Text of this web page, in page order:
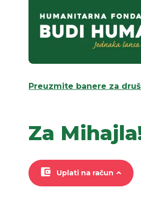
Preuzmite banere za
Za
Uplati na račun